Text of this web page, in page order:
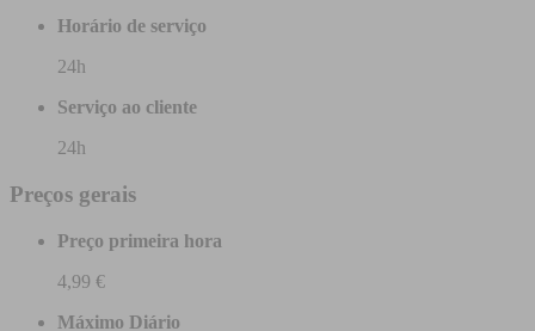
Horário de serviço
24h
Serviço ao cliente
24h
Preços gerais
Preço primeira hora
4,99 €
Máximo Diário